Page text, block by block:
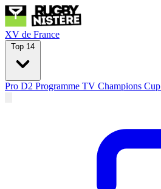
XV de France
Top 14
Pro D2 Programme TV Champions Cup